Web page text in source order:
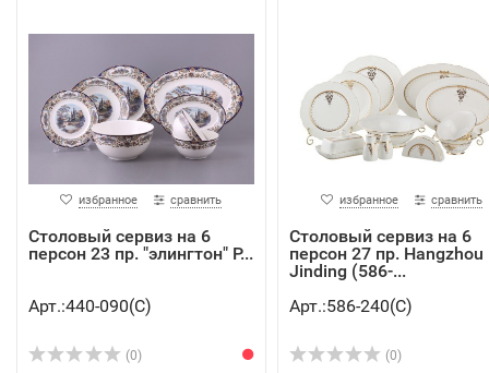
избранное сравнить
Столовый сервиз на 6
персон 23 пр. "элингтон" P...
Арт.:440-090(C)
(0)
избранное сравнить
Столовый сервиз на 6
персон 27 пр. Hangzhou
Jinding (586-...
Арт.:586-240(C)
(0)